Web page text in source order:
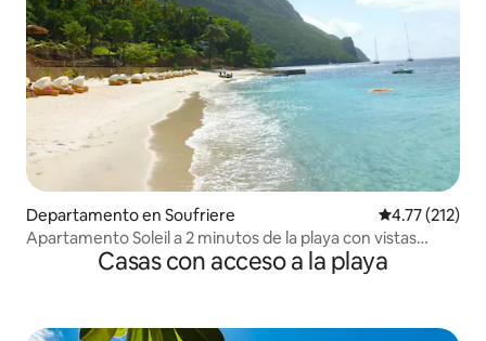
Departamento en Soufriere Calificación
4.77 (212)
Apartamento Soleil a 2 minutos de la playa con vistas
Casas con acceso a la playa